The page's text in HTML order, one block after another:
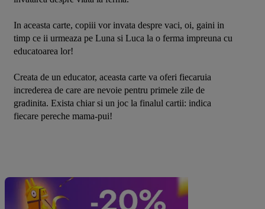
In aceasta carte, copiii vor invata despre vaci, oi, gaini in
timp ce ii urmeaza pe Luna si Luca la o ferma impreuna cu
educatoarea lor!
Creata de un educator, aceasta carte va oferi fiecaruia
increderea de care are nevoie pentru primele zile de
gradinita. Exista chiar si un joc la finalul cartii: indica
fiecare pereche mama-pui!